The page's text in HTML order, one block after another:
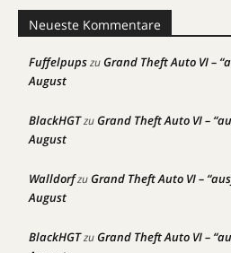
Neueste Kommentare
FuffelpupszuGrand Theft Auto VI –
August
BlackHGTzuGrand Theft Auto VI –
August
WalldorfzuGrand Theft Auto VI –
August
BlackHGTzuGrand Theft Auto VI –